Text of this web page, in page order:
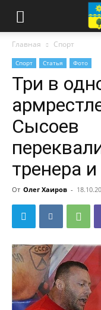
Главная Спорт
Спорт Статья Фото
Три в
Сысоев
тренера
От Олег Хаиров -